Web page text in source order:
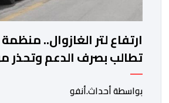
ارتفاع لتر الغازوال..
تطالب بصرف الدعم وتحذر
شركات النقل
بواسطة أحداث.أنفو